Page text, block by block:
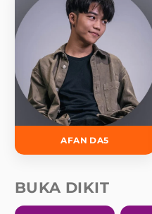
AFAN DA5
BUKA DIKIT